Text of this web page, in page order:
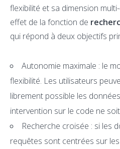
flexibilité et sa dimension
effet de la fonction de
qui répond à deux objectifs
Autonomie maximale : le
flexibilité. Les utilisateurs
librement possible les
intervention sur le code ne
Recherche croisée : si les
requêtes sont centrées sur